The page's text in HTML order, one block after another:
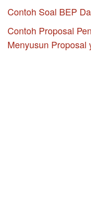
Contoh Soal BEP
Contoh Proposal
Menyusun Proposal